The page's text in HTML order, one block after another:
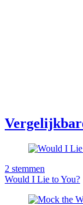
2 stemmen
Would I Lie to You?